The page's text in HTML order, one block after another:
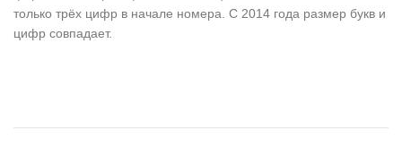
только трёх цифр в начале номера. С 2014 года размер букв и
цифр совпадает.